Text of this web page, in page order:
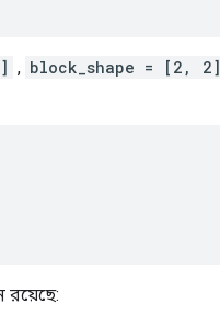
, block_shape = [2, 2]
রয়েছে: